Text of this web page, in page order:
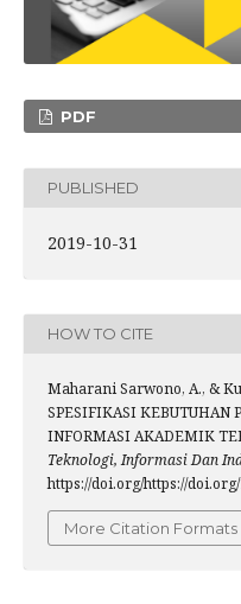
PDF
PUBLISHED
2019-10-31
HOW TO CITE
Maharani Sarwono, A., &
SPESIFIKASI KEBUTUHAN
INFORMASI AKADEMIK
Teknologi, Informasi Dan
https://doi.org/https://
More Citation Formats